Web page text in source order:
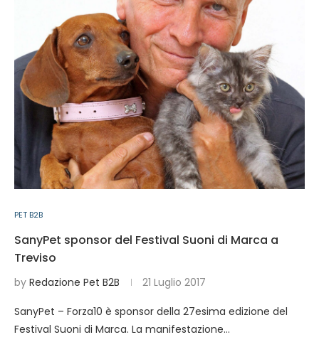
PET B2B
SanyPet sponsor del Festival Suoni di Marca a
Treviso
by Redazione Pet B2B 21 Luglio 2017
SanyPet – Forza10 è sponsor della 27esima edizione del
Festival Suoni di Marca. La manifestazione…